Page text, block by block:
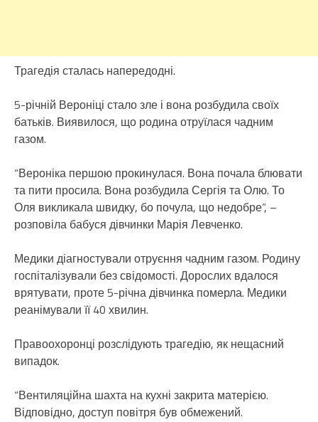
Трагедія сталась напередодні.
5-річній Вероніці стало зле і вона розбудила своїх
батьків. Виявилося, що родина отруїлася чадним
газом.
“Вероніка першою прокинулася. Вона почала блювати
та пити просила. Вона розбудила Сергія та Олю. То
Оля викликала швидку, бо почула, що недобре”, –
розповіла бабуся дівчинки Марія Левченко.
Медики діагностували отруєння чадним газом. Родину
госпіталізували без свідомості. Дорослих вдалося
врятувати, проте 5-річна дівчинка померла. Медики
реанімували її 40 хвилин.
Правоохоронці розслідують трагедію, як нещасний
випадок.
“Вентиляційна шахта на кухні закрита матерією.
Відповідно, доступ повітря був обмежений.